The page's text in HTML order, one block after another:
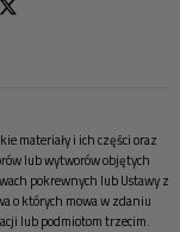
materiały i ich części oraz
lub wytworów objętych
pokrewnych lub Ustawy z
o których mowa w zdaniu
lub podmiotom trzecim.